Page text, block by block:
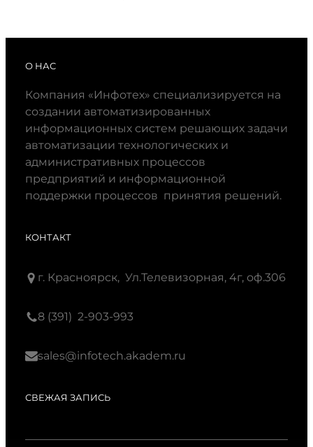
О НАС
Компания «Инфотех» специализируется на
создании автоматизированных
информационных систем решающих задачи
автоматизации технологических и
административных процессов
предприятий и информационной
поддержки процессов принятия решений.
КОНТАКТ
г. Красноярск, Ул.Телевизорная, 4г, оф.306
8 (391) 2-903-993
sales@infotech.akadem.ru
СВЕЖАЯ ЗАПИСЬ